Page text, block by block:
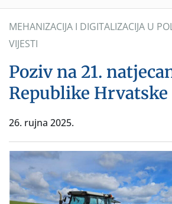
MEHANIZACIJA I DIGITALIZACIJA U
VIJESTI
Poziv na 21.
Republike Hrvatske
26. rujna 2025.